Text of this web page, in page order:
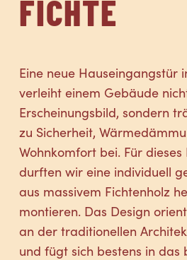
FICHTE
Eine neue Hauseingangstür
verleiht einem Gebäude
Erscheinungsbild, sondern
zu Sicherheit,
Wohnkomfort bei. Für dieses
durften wir eine individuell
aus massivem Fichtenholz
montieren. Das Design
an der traditionellen
und fügt sich bestens in das